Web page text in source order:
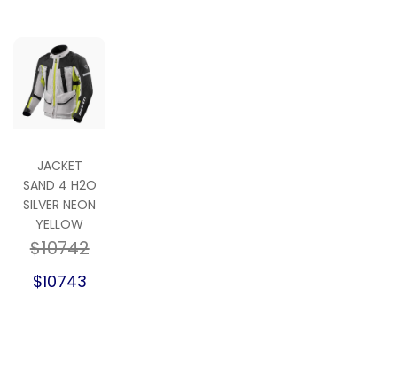
JACKET
SAND 4 H2O
SILVER NEON
YELLOW
$10742
$10743